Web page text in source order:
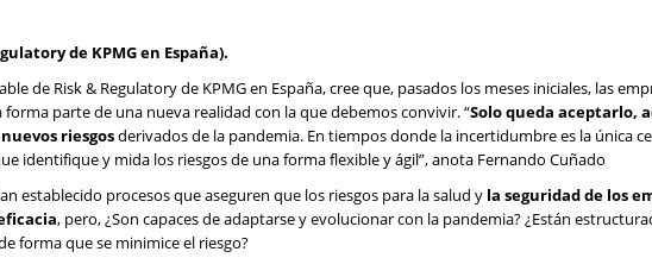
de KPMG en España).
de Risk & Regulatory de KPMG en España, cree que, pasados los meses iniciales, las
forma parte de una nueva realidad con la que debemos convivir. “Solo queda aceptarlo,
riesgosderivados de la pandemia. En tiempos donde la incertidumbre es la única
identifique y mida los riesgos de una forma flexible y ágil”, anota Fernando Cuñado
establecido procesos que aseguren que los riesgos para la salud y la seguridad de los
, pero, ¿Son capaces de adaptarse y evolucionar con la pandemia? ¿Están
forma que se minimice el riesgo?